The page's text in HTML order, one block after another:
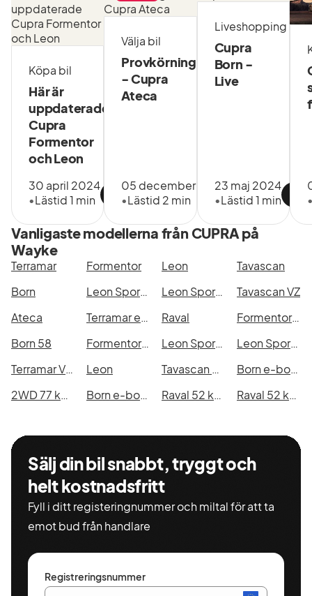
Köpa bil
Här är
uppdaterade
Cupra
Formentor
och Leon
30 april 2024
•Lästid 1 min
Välja bil
Provkörning
- Cupra
Ateca
05 december 2018
•Lästid 2 min
Liveshopping
Cupra
Born -
Live
23 maj 2024
•Lästid 1 min
Vanligaste modellerna från CUPRA på
Wayke
Terramar Formentor Leon
Tavascan
Born
Leon Sportstourer Leon Sportstourer e-Hybrid
Tavascan VZ
Ateca
Terramar e-Hybrid Raval
Formentor VZ e-Hybrid
Born 58
Formentor e-Hybrid Leon Sportstourer VZ e-Hybrid
Leon Sportstourer
Terramar VZ e-Hybrid
Leon Tavascan 2WD 77 kWh 286hk
Born e-boost 77
2WD 77 kWh 286hk
Born e-boost 58 Raval 52 kWh Raval 52 kWh
Sälj din bil snabbt, tryggt och
helt kostnadsfritt
Fyll i ditt registeringnummer och miltal för att ta
emot bud från handlare
Registreringsnummer